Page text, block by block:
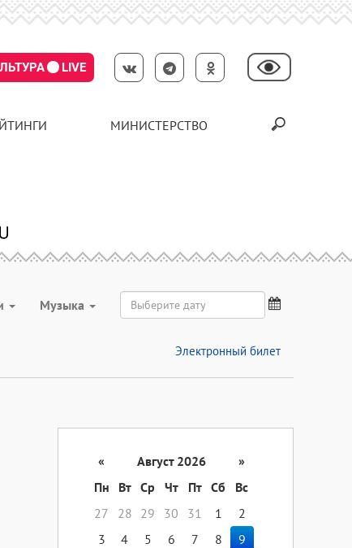
LIVE
МИНИСТЕРСТВО
Музыка
Электронный билет
« Август 2026
»
Пн
Вт Ср Чт Пт Сб
Вс
27
28 29 30 31 1
2
3
4 5 6 7 8
9